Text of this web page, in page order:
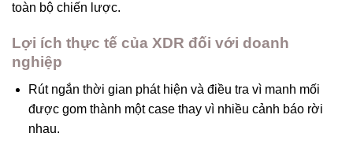
toàn bộ chiến lược.
Lợi ích thực tế của XDR đối với doanh
nghiệp
Rút ngắn thời gian phát hiện và điều tra vì manh mối
được gom thành một case thay vì nhiều cảnh báo rời
nhau.